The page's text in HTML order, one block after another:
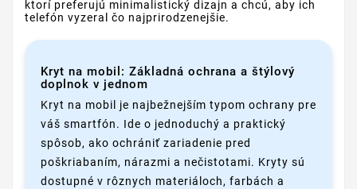
ktorí preferujú minimalistický dizajn a chcú, aby ich
telefón vyzeral čo najprirodzenejšie.
Kryt na mobil: Základná ochrana a štýlový
doplnok v jednom
Kryt na mobil je najbežnejším typom ochrany pre
váš smartfón. Ide o jednoduchý a praktický
spôsob, ako ochrániť zariadenie pred
poškriabaním, nárazmi a nečistotami. Kryty sú
dostupné v rôznych materiáloch, farbách a